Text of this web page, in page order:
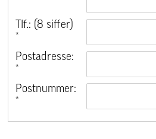
Tlf.: (8 siffer)
Postadresse:
Postnummer: